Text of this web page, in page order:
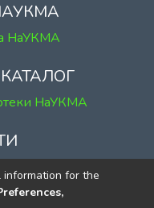
НаУКМА
НаУКМА
2
for the